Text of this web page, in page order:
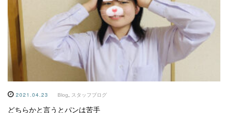
2021.04.23 Blog スタッフブログ
どちらかと言うとパンは苦手